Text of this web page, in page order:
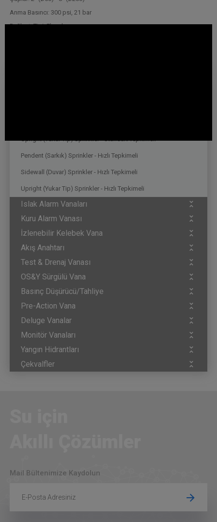
Upright (Yukar Tip) Sprinkler - Standart Tepkimeli
Pendent (Sarkık) Sprinkler - Hızlı Tepkimeli
Sidewall (Duvar) Sprinkler - Hızlı Tepkimeli
Upright (Yukar Tip) Sprinkler - Hızlı Tepkimeli
Islak Alarm Vanaları
Kuru Alarm Vanası
İzlenebilir Kelebek Vana
Akış Anahtarı
Test & Drenaj Vanası
OS&Y Sürgülü Vana
Basınç Düşürücü/Tahliye
Pre-Action Vana
Deluge Vanalar
Monitör Vanaları
Yangın Hidrantları
Çekvalfler
Anma Basıncı: 300 psi, 21 bar
Bağlantı Tipi: Flanşlı
Mail Bültenimize Kaydolun